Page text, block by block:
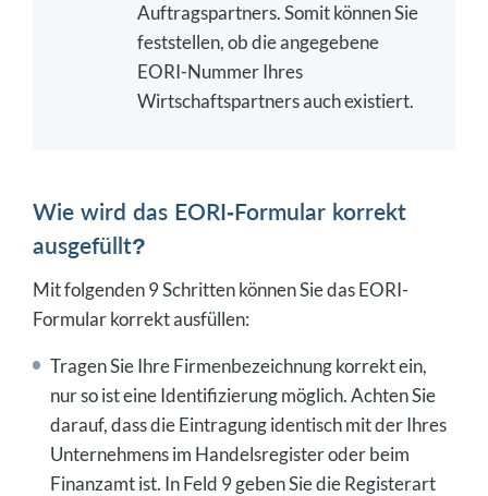
Auftragspartners. Somit können Sie
feststellen, ob die angegebene
EORI-Nummer Ihres
Wirtschaftspartners auch existiert.
Wie wird das EORI-Formular korrekt
ausgefüllt?
Mit folgenden 9 Schritten können Sie das EORI-
Formular korrekt ausfüllen:
Tragen Sie Ihre Firmenbezeichnung korrekt ein,
nur so ist eine Identifizierung möglich. Achten Sie
darauf, dass die Eintragung identisch mit der Ihres
Unternehmens im Handelsregister oder beim
Finanzamt ist. In Feld 9 geben Sie die Registerart